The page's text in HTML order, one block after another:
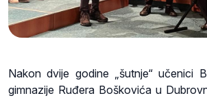
Nakon dvije godine „šutnje“ učenici
gimnazije Ruđera Boškovića u